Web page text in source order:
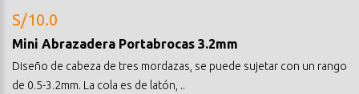
S/10.0
Mini Abrazadera Portabrocas 3.2mm
Diseño de cabeza de tres mordazas, se puede sujetar con un rango
de 0.5-3.2mm. La cola es de latón, ..